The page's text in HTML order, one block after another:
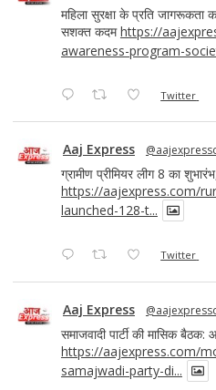
महिला सुरक्षा के प्रति जागरूकता
सशक्त कदमhttps://
awareness-program-
Twitter
Aaj Express
ग्रामीण प्रीमियर लीग 8 का
https://aajexpress.com/
launched-128-t...
Twitter
Aaj Express
समाजवादी पार्टी की मासिक बैठक:
https://aajexpress.com/
samajwadi-party-di...